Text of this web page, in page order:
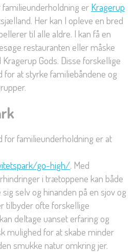
er Kragerup
Her kan I opleve en bred
til alle aldre. I kan få en
restauranten eller måske
Gods. Disse forskellige
for at styrke familiebåndene og
familieunderholdning er at
go-high/. Med
i trætoppene kan både
selv og hinanden på en sjov og
tilbyder ofte forskellige
deltage uanset erfaring og
mulighed for at skabe minder
smukke natur omkring jer.